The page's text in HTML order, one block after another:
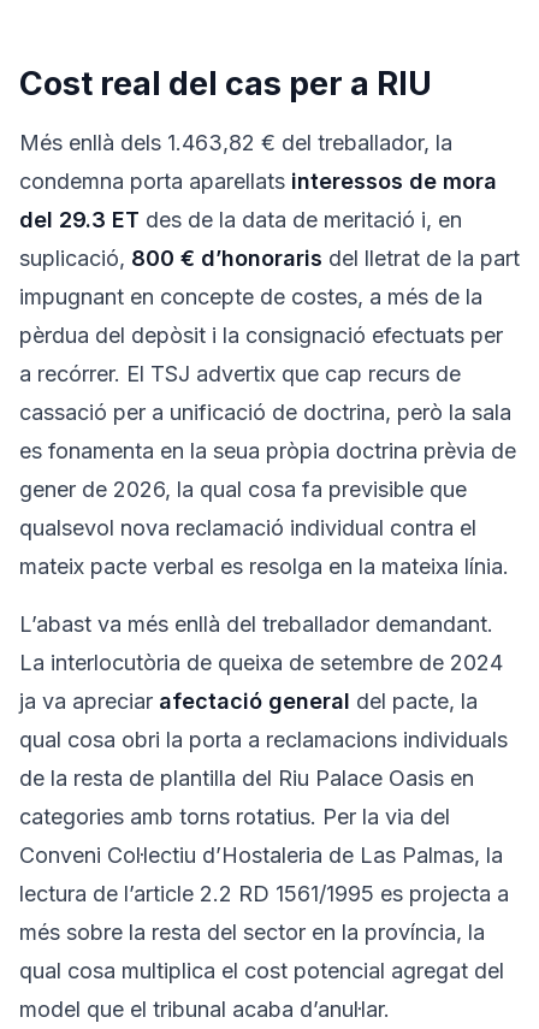
Cost real del cas per a RIU
Més enllà dels 1.463,82 € del treballador, la
condemna porta aparellats interessos de mora
del 29.3 ET des de la data de meritació i, en
suplicació, 800 € d’honoraris del lletrat de la part
impugnant en concepte de costes, a més de la
pèrdua del depòsit i la consignació efectuats per
a recórrer. El TSJ advertix que cap recurs de
cassació per a unificació de doctrina, però la sala
es fonamenta en la seua pròpia doctrina prèvia de
gener de 2026, la qual cosa fa previsible que
qualsevol nova reclamació individual contra el
mateix pacte verbal es resolga en la mateixa línia.
L’abast va més enllà del treballador demandant.
La interlocutòria de queixa de setembre de 2024
ja va apreciar afectació general del pacte, la
qual cosa obri la porta a reclamacions individuals
de la resta de plantilla del Riu Palace Oasis en
categories amb torns rotatius. Per la via del
Conveni Col·lectiu d’Hostaleria de Las Palmas, la
lectura de l’article 2.2 RD 1561/1995 es projecta a
més sobre la resta del sector en la província, la
qual cosa multiplica el cost potencial agregat del
model que el tribunal acaba d’anul·lar.